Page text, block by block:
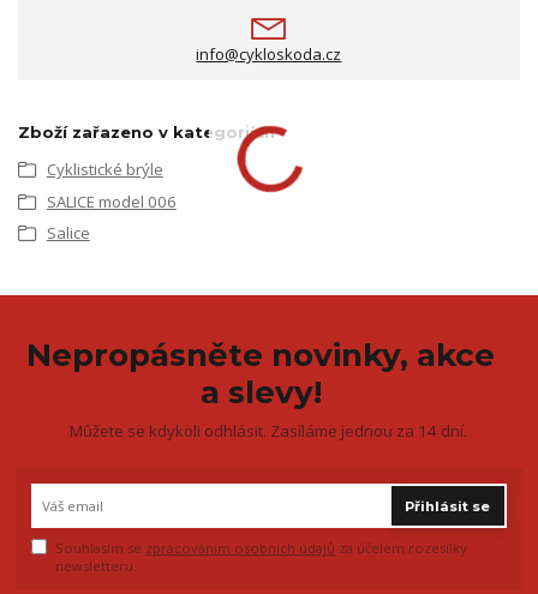
info@cykloskoda.cz
Zboží zařazeno v kategoriích
Cyklistické brýle
SALICE model 006
Salice
Nepropásněte novinky, akce
a slevy!
Můžete se kdykoli odhlásit. Zasíláme jednou za 14 dní.
Přihlásit se
Souhlasím se zpracováním osobních údajů za účelem rozesílky
newsletteru.